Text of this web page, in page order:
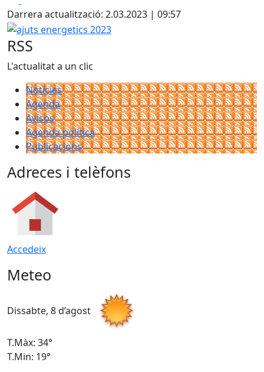
Darrera actualització: 2.03.2023 | 09:57
ajuts energetics 2023
RSS
L'actualitat a un clic
Notícies
Agenda
Avisos
Agenda política
Publicacions
Adreces i telèfons
Accedeix
Meteo
Dissabte, 8 d’agost
T.Màx: 34°
T.Min: 19°